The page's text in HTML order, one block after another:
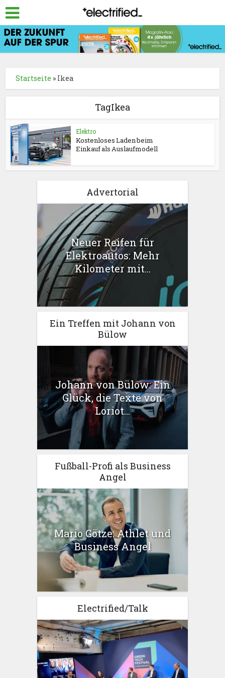
Startseite » Ikea
TagIkea
Elektro
Kostenloses Laden beim
Einkauf als Auslaufmodell
Advertorial
Neuer Reifen für
Elektroautos: Mehr
Kilometer mit...
Ein Treffen mit Johann von
Bülow
Johann von Bülow: Ein
Glück, die Texte von
Loriot...
Fußball-Profi als Business
Angel
Mario Götze: Athlet und
Business Angel
Electrified/Talk